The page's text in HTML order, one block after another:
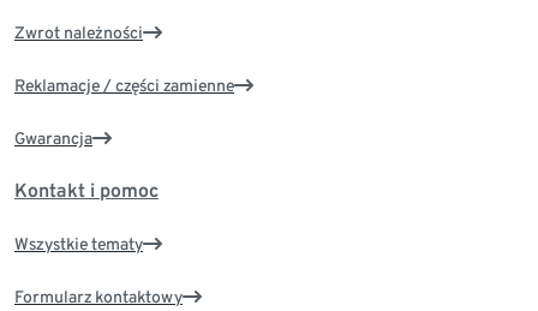
Zwrot należności
Reklamacje / części zamienne
Gwarancja
Kontakt i pomoc
Wszystkie tematy
Formularz kontaktowy